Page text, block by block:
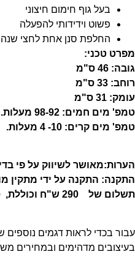
בעל גוף חימום חיצוני
פשוט וידידותי להפעלה
החלפת סנן אחת לחצי שנה.
טכני:
46 ס"מ
33 ס"מ
31 ס"מ
מים חמים: ‭‭‭‭‭‭‭‭‭‭‭‭‭‭‭‭‭‭‭‭‭‭‭‭‭‭‭‭‭‭‭‭‭‭‭‭‭‭‭‭98-92‬‬‬‬‬‬‬‬‬‬‬‬‬‬‬‬‬‬‬‬‬‬‬‬‬‬‬‬‬‬‬‬‬‬‬‬‬‬‬‬ מעלות.
מים קרים: 10- 4 מעלות.
לשיווק על פי
התקנה על ידי מתקין
של 290 ש"ח וכוללת,
בכדי לראות דגמים נוספים
מדהימים ובמחירים